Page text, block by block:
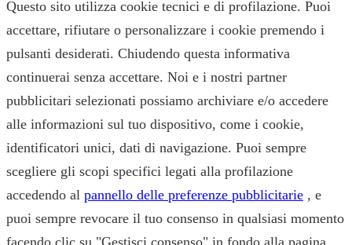
Questo sito utilizza cookie tecnici e di profilazione. Puoi
accettare, rifiutare o personalizzare i cookie premendo i
pulsanti desiderati. Chiudendo questa informativa
continuerai senza accettare. Noi e i nostri partner
pubblicitari selezionati possiamo archiviare e/o accedere
alle informazioni sul tuo dispositivo, come i cookie,
identificatori unici, dati di navigazione. Puoi sempre
scegliere gli scopi specifici legati alla profilazione
accedendo al pannello delle preferenze pubblicitarie , e
puoi sempre revocare il tuo consenso in qualsiasi momento